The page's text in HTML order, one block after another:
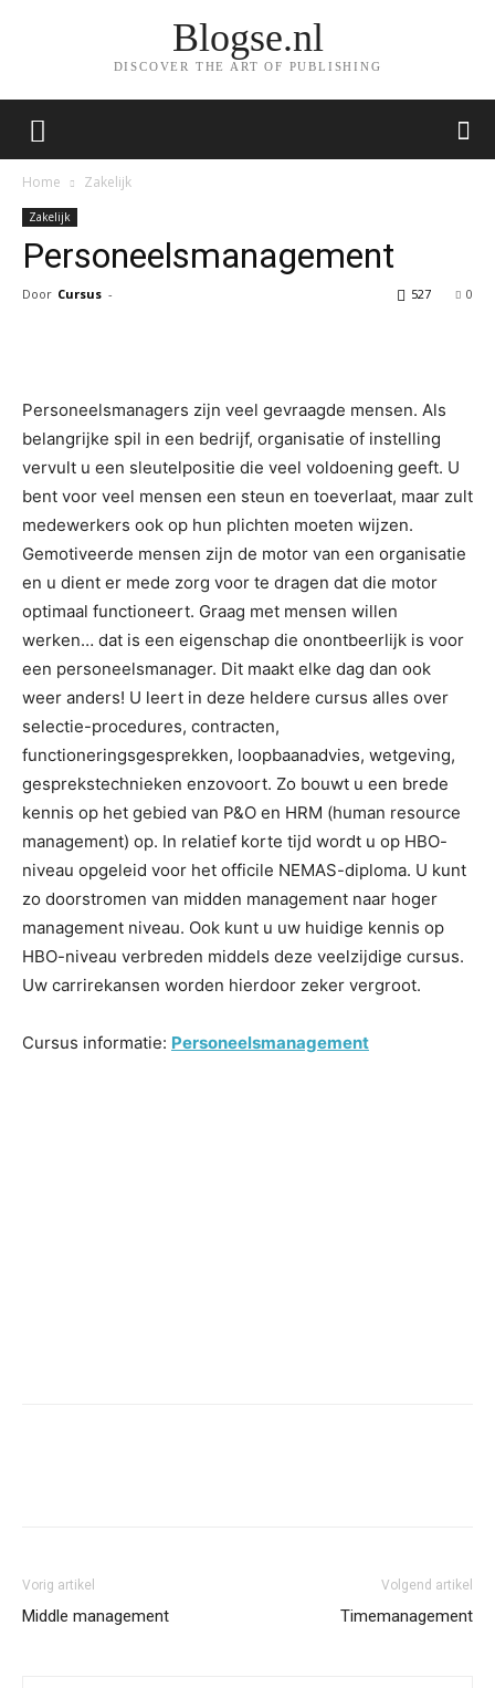
Blogse.nl
DISCOVER THE ART OF PUBLISHING
Home Zakelijk
Zakelijk
Personeelsmanagement
Door Cursus - 0
527
Personeelsmanagers zijn veel gevraagde mensen. Als
belangrijke spil in een bedrijf, organisatie of instelling
vervult u een sleutelpositie die veel voldoening geeft. U
bent voor veel mensen een steun en toeverlaat, maar zult
medewerkers ook op hun plichten moeten wijzen.
Gemotiveerde mensen zijn de motor van een organisatie
en u dient er mede zorg voor te dragen dat die motor
optimaal functioneert. Graag met mensen willen
werken… dat is een eigenschap die onontbeerlijk is voor
een personeelsmanager. Dit maakt elke dag dan ook
weer anders! U leert in deze heldere cursus alles over
selectie-procedures, contracten,
functioneringsgesprekken, loopbaanadvies, wetgeving,
gesprekstechnieken enzovoort. Zo bouwt u een brede
kennis op het gebied van P&O en HRM (human resource
management) op. In relatief korte tijd wordt u op HBO-
niveau opgeleid voor het officile NEMAS-diploma. U kunt
zo doorstromen van midden management naar hoger
management niveau. Ook kunt u uw huidige kennis op
HBO-niveau verbreden middels deze veelzijdige cursus.
Uw carrirekansen worden hierdoor zeker vergroot.
Cursus informatie: Personeelsmanagement
Vorig artikel
Middle management
Volgend artikel
Timemanagement